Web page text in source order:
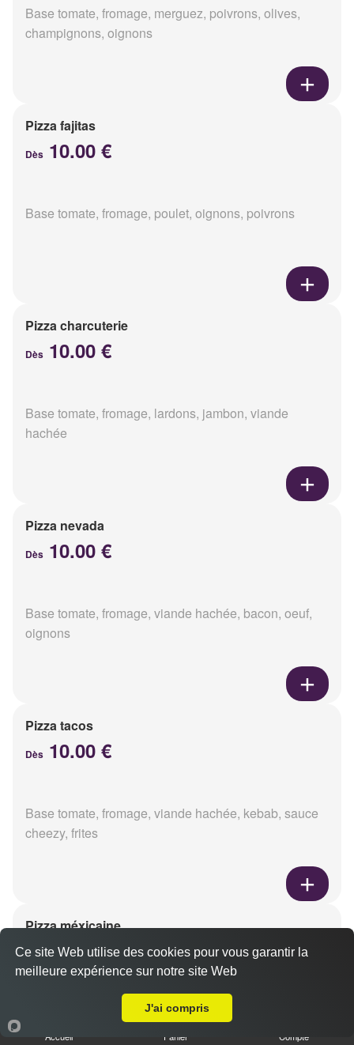
Base tomate, fromage, merguez, poivrons, olives,
champignons, oignons
Pizza fajitas
Dès 10.00 €
Base tomate, fromage, poulet, oignons, poivrons
Pizza charcuterie
Dès 10.00 €
Base tomate, fromage, lardons, jambon, viande
hachée
Pizza nevada
Dès 10.00 €
Base tomate, fromage, viande hachée, bacon, oeuf,
oignons
Pizza tacos
Dès 10.00 €
Base tomate, fromage, viande hachée, kebab, sauce
cheezy, frites
Pizza méxicaine
Dès10.00 €
Base sauce barbecue, fromage, viande hachée,
chorizo, poivrons
Accueil Panier Compte
Ce site Web utilise des cookies pour vous garantir la
meilleure expérience sur notre site Web
J'ai compris